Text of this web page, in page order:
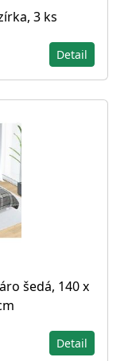
3 ks
Detail
šedá, 140 x
Detail